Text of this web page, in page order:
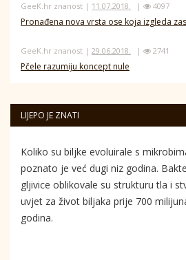
GeeK.hr znanost | 11.07.2018. | 4097
Pronađena nova vrsta ose koja izgleda
GeeK.hr znanost | 29.06.2018. | 2741
Pčele razumiju koncept nule
LIJEPO JE ZNATI
Koliko su biljke evoluirale s
poznato je već dugi niz godina.
gljivice oblikovale su strukturu tla i
uvjet za život biljaka prije 700
godina.